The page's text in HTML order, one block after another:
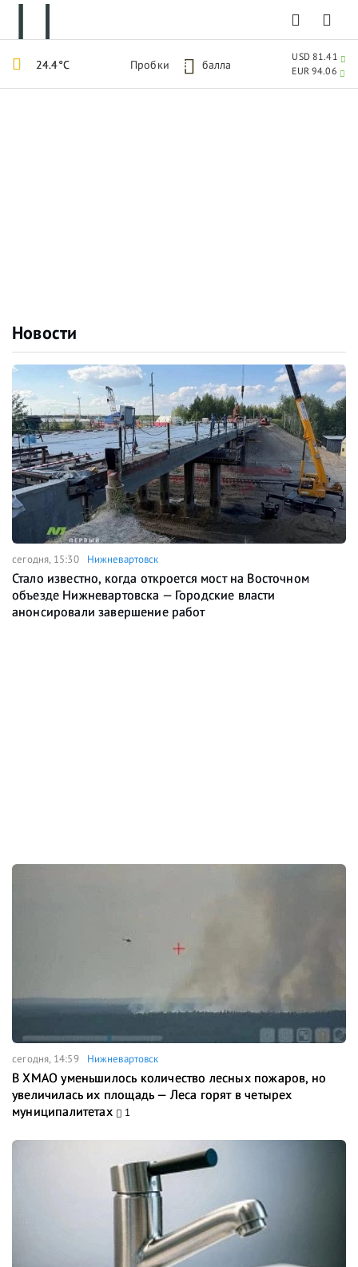
Новости
сегодня, 15:30 Нижневартовск
Стало известно, когда откроется мост на Восточном
объезде Нижневартовска — Городские власти
анонсировали завершение работ
сегодня, 14:59 Нижневартовск
В ХМАО уменьшилось количество лесных пожаров, но
увеличилась их площадь — Леса горят в четырех
муниципалитетах
1
24.4°C Пробки 5 балла
USD 81.41
EUR 94.06